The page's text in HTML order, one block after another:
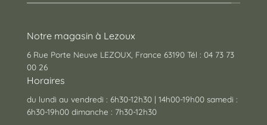
Notre magasin à Lezoux
6 Rue Porte Neuve LEZOUX, France 63190 Tél : 04 73 73
00 26
Horaires
du lundi au vendredi : 6h30-12h30 | 14h00-19h00 samedi :
6h30-19h00 dimanche : 7h30-12h30